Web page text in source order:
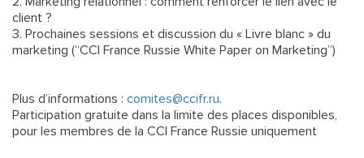
client ?
3. Prochaines sessions et discussion du « Livre blanc » du
marketing (“CCI France Russie White Paper on Marketing”)
Plus d’informations : comites@ccifr.ru.
Participation gratuite dans la limite des places disponibles,
pour les membres de la CCI France Russie uniquement